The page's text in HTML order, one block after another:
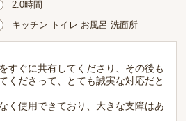
2.0時間
キッチン トイレ お風呂 洗面所
すぐに共有してくださり、その後も
くださって、とても誠実な対応だと
く使用できており、大きな支障はあ